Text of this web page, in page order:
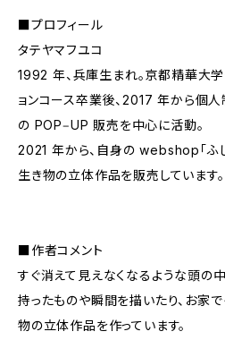
■プロフィール
タテヤマフユコ
1992 年、兵庫生まれ。京都精華大
ョンコース卒業後、2017 年から個
の POP‒UP 販売を中心に活動。
2021 年から、自身の webshop「ふ
生き物の立体作品を販売しています。
■作者コメント
すぐ消えて見えなくなるような頭の
持ったものや瞬間を描いたり、お家
物の立体作品を作っています。